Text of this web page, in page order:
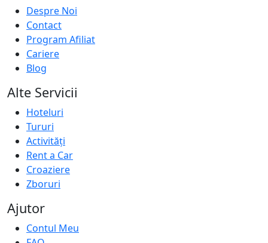
Despre Noi
Contact
Program Afiliat
Cariere
Blog
Alte Servicii
Hoteluri
Tururi
Activități
Rent a Car
Croaziere
Zboruri
Ajutor
Contul Meu